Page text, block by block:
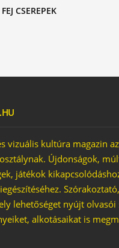
FEJ CSEREPEK
vizuális kultúra magazin
Újdonságok,
játékok
lehetőséget nyújt olvasói
alkotásaikat is